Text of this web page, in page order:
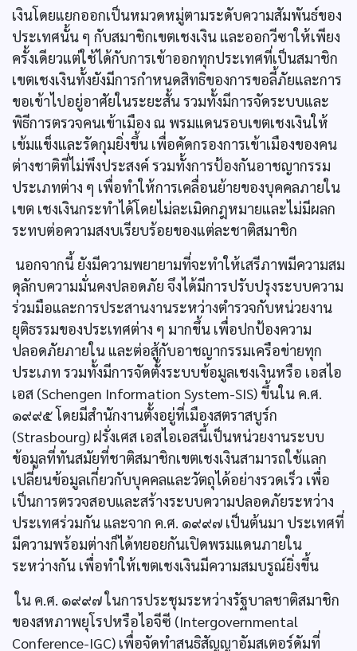
เงินโดยแยกออกเป็นหมวดหมู่ตามระดับความสัมพันธ์ของ
ประเทศนั้น ๆ กับสมาชิกเขตเชงเงิน และออกวีซาให้เพียง
ครั้งเดียวแต่ใช้ได้กับการเข้าออกทุกประเทศที่เป็นสมาชิก
เขตเชงเงินทั้งยังมีการกำหนดสิทธิของการขอลี้ภัยและการ
ขอเข้าไปอยู่อาศัยในระยะสั้น รวมทั้งมีการจัดระบบและ
พิธีการตรวจคนเข้าเมือง ณ พรมแดนรอบเขตเชงเงินให้
เข้มแข็งและรัดกุมยิ่งขึ้น เพื่อคัดกรองการเข้าเมืองของคน
ต่างชาติที่ไม่พึงประสงค์ รวมทั้งการป้องกันอาชญากรรม
ประเภทต่าง ๆ เพื่อทำให้การเคลื่อนย้ายของบุคคลภายใน
เขต เชงเงินกระทำได้โดยไม่ละเมิดกฎหมายและไม่มีผลก
ระทบต่อความสงบเรียบร้อยของแต่ละชาติสมาชิก
นอกจากนี้ ยังมีความพยายามที่จะทำให้เสรีภาพมีความสม
ดุลักบความมั่นคงปลอดภัย จึงได้มีการปรับปรุงระบบความ
ร่วมมือและการประสานงานระหว่างตำรวจกับหน่วยงาน
ยุติธรรมของประเทศต่าง ๆ มากขึ้น เพื่อปกป้องความ
ปลอดภัยภายใน และต่อสู้กับอาชญากรรมเครือข่ายทุก
ประเภท รวมทั้งมีการจัดตั้งระบบข้อมูลเชงเงินหรือ เอสไอ
เอส (Schengen Information System-SIS) ขึ้นใน ค.ศ.
๑๙๙๕ โดยมีสำนักงานตั้งอยู่ที่เมืองสตราสบูร์ก
(Strasbourg) ฝรั่งเศส เอสไอเอสนี้เป็นหน่วยงานระบบ
ข้อมูลที่ทันสมัยที่ชาติสมาชิกเขตเชงเงินสามารถใช้แลก
เปลี่ยนข้อมูลเกี่ยวกับบุคคลและวัตถุได้อย่างรวดเร็ว เพื่อ
เป็นการตรวจสอบและสร้างระบบความปลอดภัยระหว่าง
ประเทศร่วมกัน และจาก ค.ศ. ๑๙๙๗ เป็นต้นมา ประเทศที่
มีความพร้อมต่างก็ได้ทยอยกันเปิดพรมแดนภายใน
ระหว่างกัน เพื่อทำให้เขตเชงเงินมีความสมบรูณ์ยิ่งขึ้น
ใน ค.ศ. ๑๙๙๗ ในการประชุมระหว่างรัฐบาลชาติสมาชิก
ของสหภาพยุโรปหรือไอจีซี (Intergovernmental
Conference-IGC) เพื่อจัดทำสนธิสัญญาอัมสเตอร์ดัมที่